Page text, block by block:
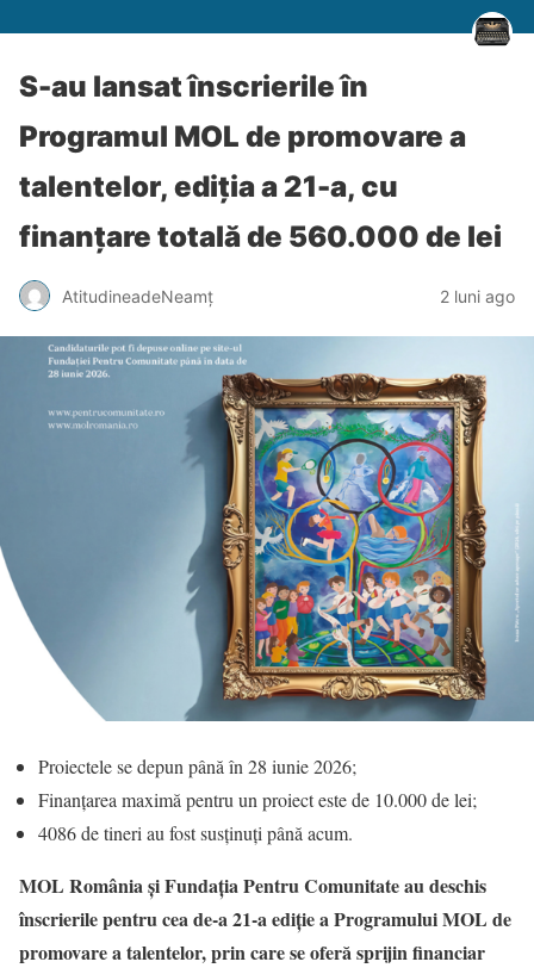
S-au lansat înscrierile în
Programul MOL de promovare a
talentelor, ediția a 21-a, cu
finanțare totală de 560.000 de lei
AtitudineadeNeamț 2 luni ago
Proiectele se depun până în 28 iunie 2026;
Finanțarea maximă pentru un proiect este de 10.000 de lei;
4086 de tineri au fost susținuți până acum.
MOL România și Fundația Pentru Comunitate au deschis
înscrierile pentru cea de-a 21-a ediție aProgramului MOL de
promovare a talentelor, prin care se oferă sprijin financiar